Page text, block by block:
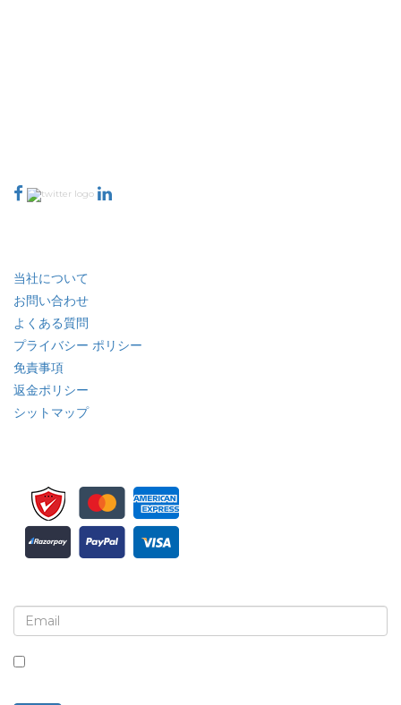
当社について
お問い合わせ
よくある質問
プライバシー ポリシー
免責事項
返金ポリシー
シットマップ